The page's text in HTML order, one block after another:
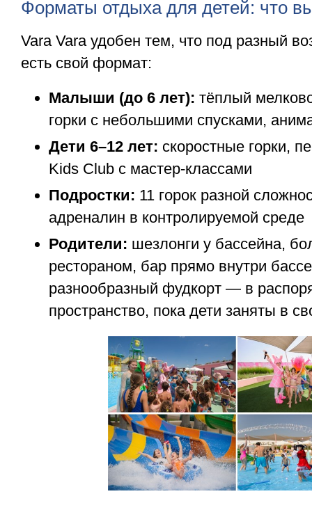
Форматы отдыха для детей: что
Vara Vara удобен тем, что под разный
есть свой формат:
Малыши (до 6 лет): тёплый
горки с небольшими спусками,
Дети 6–12 лет: скоростные горки,
Kids Club с мастер-классами
Подростки: 11 горок разной
адреналин в контролируемой среде
Родители: шезлонги у бассейна,
рестораном, бар прямо внутри
разнообразный фудкорт — в
пространство, пока дети заняты в